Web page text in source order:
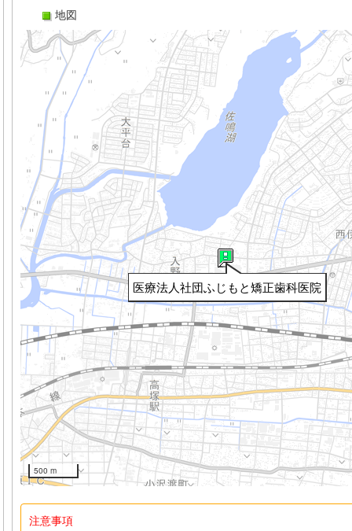
地図
医療法人社団ふじもと矯正歯科医院
500 m
注意事項